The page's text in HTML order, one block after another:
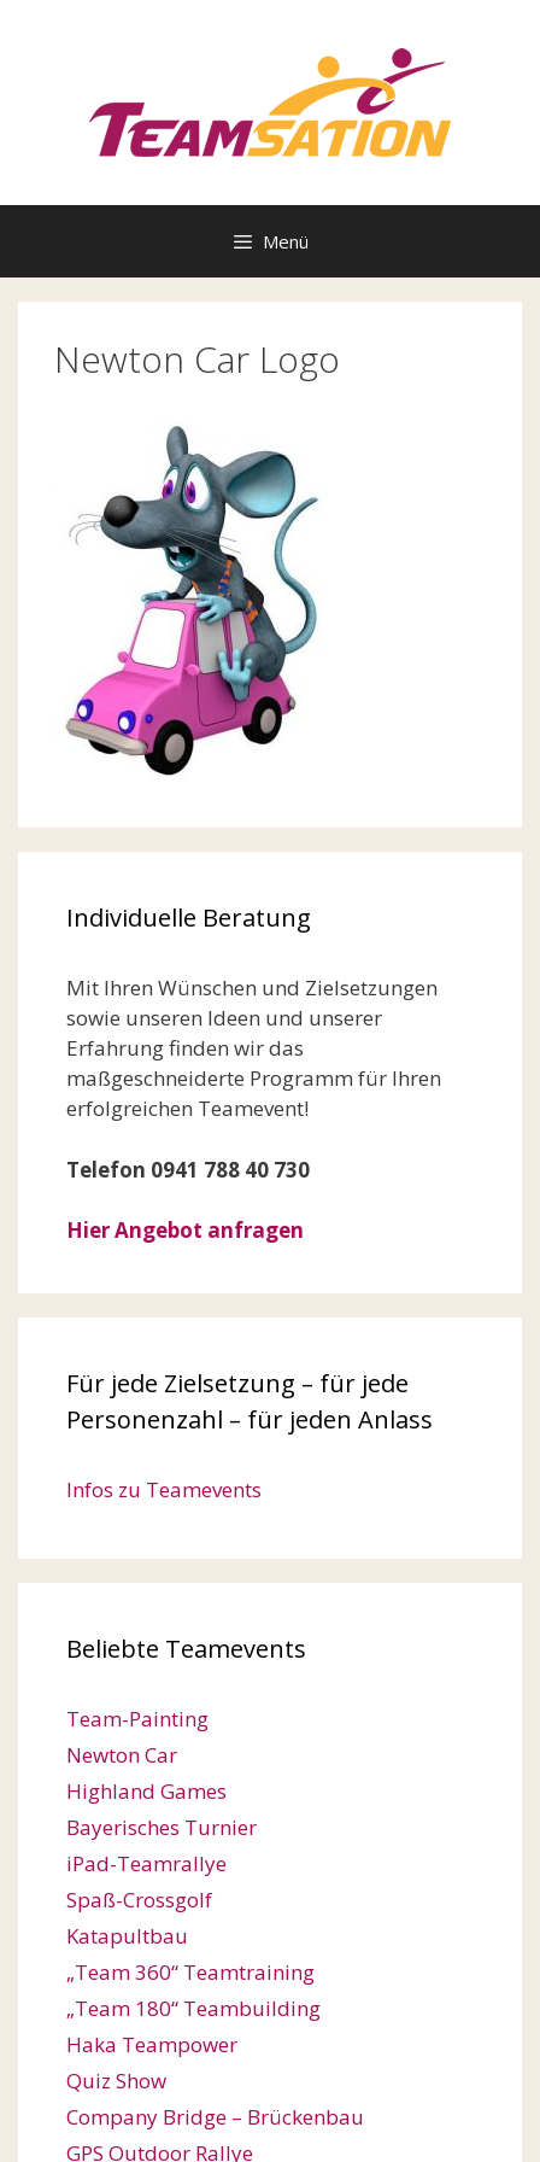
Menü
Newton Car Logo
Individuelle Beratung
Mit Ihren Wünschen und Zielsetzungen
sowie unseren Ideen und unserer
Erfahrung finden wir das
maßgeschneiderte Programm für Ihren
erfolgreichen Teamevent!
Telefon 0941 788 40 730
Hier Angebot anfragen
Für jede Zielsetzung – für jede
Personenzahl – für jeden Anlass
Infos zu Teamevents
Beliebte Teamevents
Team-Painting
Newton Car
Highland Games
Bayerisches Turnier
iPad-Teamrallye
Spaß-Crossgolf
Katapultbau
„Team 360“ Teamtraining
„Team 180“ Teambuilding
Haka Teampower
Quiz Show
Company Bridge – Brückenbau
GPS Outdoor Rallye